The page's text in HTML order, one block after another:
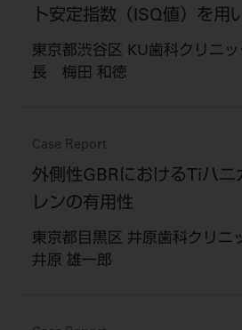
ト安定指数（ISQ値）を用
東京都渋谷区 KU歯科クリニ
長 梅田 和徳
Case Report
外側性GBRにおけるTiハニ
レンの有用性
東京都目黒区 井原歯科クリ
井原 雄一郎